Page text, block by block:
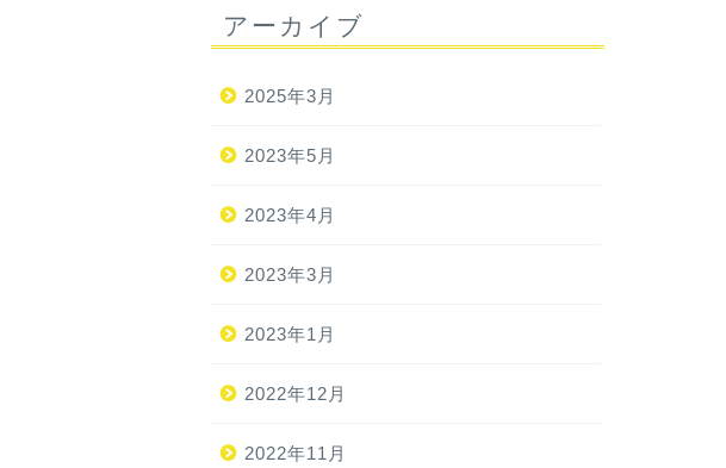
アーカイブ
2025年3月
2023年5月
2023年4月
2023年3月
2023年1月
2022年12月
2022年11月